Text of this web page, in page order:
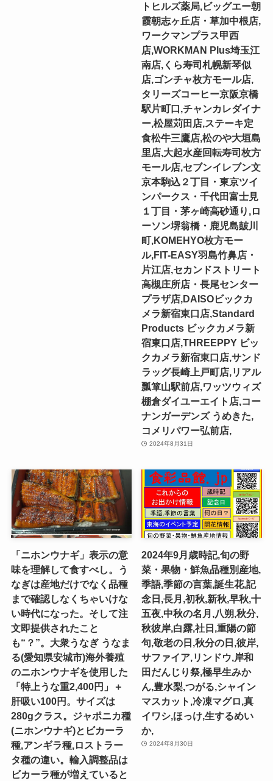
トヒルズ薬局,ビッグエー朝
霞朝志ヶ丘店・草加中根店,
ワークマンプラス甲西
店,WORKMAN Plus埼玉江
南店,くら寿司札幌新琴似
店,ゴンチャ枚方モール店,
タリーズコーヒー京阪京橋
駅片町口,チャンカレダイナ
ー,松屋苅田店,ステーキ定
食松牛三鷹店,松のや大垣島
里店,大起水産回転寿司枚方
モール店,セブンイレブン文
京本駒込２丁目・東京ツイ
ンパークス・千代田富士見
１丁目・茅ヶ崎高砂通り,ロ
ーソン堺翁橋・鹿児島皷川
町,KOMEHYO枚方モー
ル,FIT-EASY羽島竹鼻店・
片江店,セカンドストリート
高槻庄所店・長尾センター
プラザ店,DAISOビックカ
メラ新宿東口店,Standard
Products ビックカメラ新
宿東口店,THREEPPY ビッ
クカメラ新宿東口店,サンド
ラッグ長崎上戸町店,リアル
瓢箪山駅前店,ワッツウィズ
棚倉ダイユーエイト店,コー
ナンガーデンズ うめきた,
コメリパワー弘前店,
2024年8月31日
「ニホンウナギ」表示の意
味を理解して食すべし。う
なぎは産地だけでなく品種
まで確認しなくちゃいけな
い時代になった。そして注
文即提供されたこと
も“？”。大衆うなぎ うなま
る(愛知県安城市)海外養殖
のニホンウナギを使用した
「特上うな重2,400円」＋
肝吸い100円。サイズは
280gクラス。ジャポニカ種
(ニホンウナギ)とビカーラ
種,アンギラ種,ロストラー
タ種の違い。輸入調整品は
ビカーラ種が増えていると
2024年9月歳時記,旬の野
菜・果物・鮮魚品種別産地,
季語,季節の言葉,誕生花,記
念日,長月,初秋,新秋,早秋,十
五夜,中秋の名月,八朔,秋分,
秋彼岸,白露,社日,重陽の節
句,敬老の日,秋分の日,彼岸,
サファイア,リンドウ,岸和
田だんじり祭,極早生みか
ん,豊水梨,つがる,シャイン
マスカット,冷凍マグロ,真
イワシ,ほっけ,生するめい
か,
2024年8月30日